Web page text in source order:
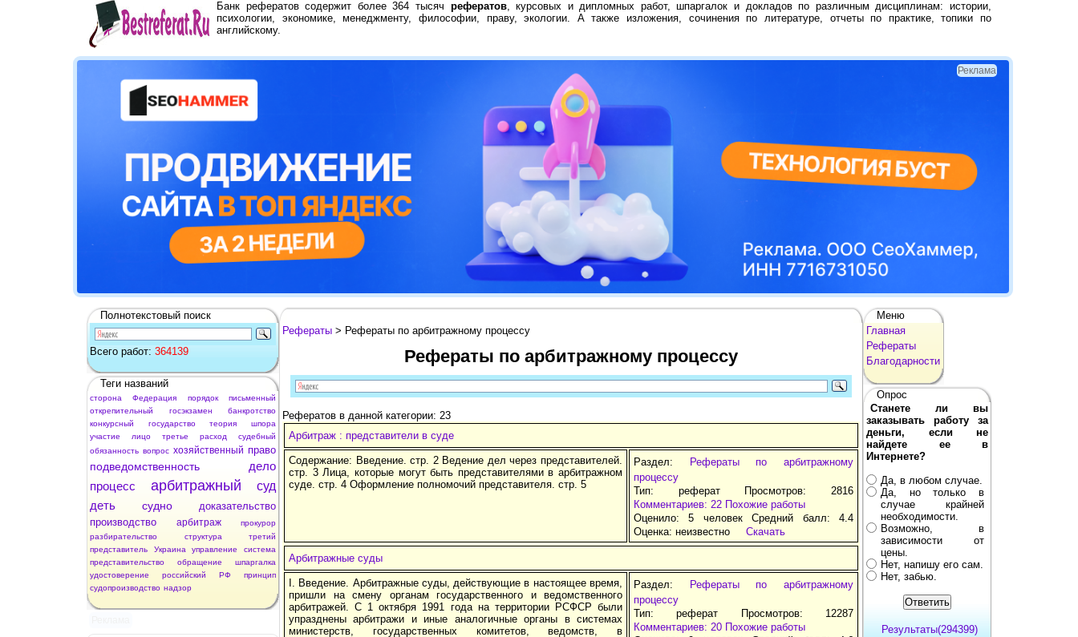
Банк рефератов содержит более 364 тысяч рефератов, курсовых и дипломных работ, шпаргалок и докладов по различным дисциплинам: истории,
психологии, экономике, менеджменту, философии, праву, экологии. А также изложения, сочинения по литературе, отчеты по практике, топики по
английскому.
Реклама
Полнотекстовый поиск
Всего работ: 364139
Теги названий
сторона Федерация порядок
письменный
открепительный
госэкзамен
банкротство
конкурсный
государство теория
шпора
участие
лицо третье расход
судебный
обязанность вопрос хозяйственный право
подведомственность
дело
процесс
арбитражный
суд
деть
судно
доказательство
производство
арбитраж
прокурор
разбирательство
структура
третий
представитель
Украина управление
система
представительство
обращение
шпаргалка
удостоверение
российский РФ
принцип
судопроизводство надзор
Рефераты > Рефераты по арбитражному процессу
Рефераты по арбитражному процессу
Рефератов в данной категории: 23
Арбитраж : представители в суде
Содержание: Введение. стр. 2 Ведение дел через представителей.
стр. 3 Лица, которые могут быть представителями в арбитражном
суде. стр. 4 Оформление полномочий представителя. стр. 5
Раздел: Рефераты по арбитражному
процессу
Тип: реферат Просмотров: 2816
Комментариев: 22 Похожие работы
Оценило: 5 человек Средний балл: 4.4
Оценка: неизвестно Скачать
Арбитражные суды
I. Введение. Арбитражные суды, действующие в настоящее время,
пришли на смену органам государственного и ведомственного
арбитражей. С 1 октября 1991 года на территории РСФСР были
упразднены арбитражи и иные аналогичные органы в системах
министерств, государственных комитетов, ведомств, в
Раздел: Рефераты по арбитражному
процессу
Тип: реферат Просмотров: 12287
Комментариев: 20 Похожие работы
Меню
Главная
Рефераты
Благодарности
Опрос
Станете ли вы
заказывать работу за
деньги, если не
найдете ее в
Интернете?
Да, в любом случае.
Да, но только в
случае крайней
необходимости.
Возможно, в
зависимости от
цены.
Нет, напишу его сам.
Нет, забью.
Результаты(294399)